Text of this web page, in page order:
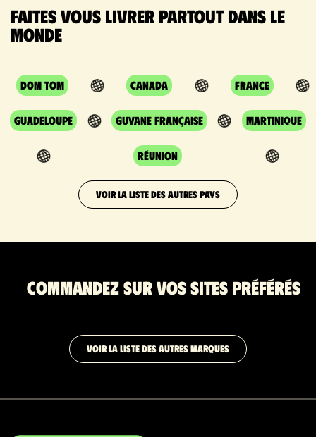
Faites vous livrer partout dans le
monde
DOM TOM Canada France
Guadeloupe Guyane Française Martinique
Réunion
VOIR LA LISTE DES AUTRES PAYS
Commandez sur vos sites préférés
VOIR LA LISTE DES AUTRES MARQUES